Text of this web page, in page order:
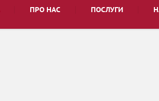
ПРО НАС ПОСЛУГИ